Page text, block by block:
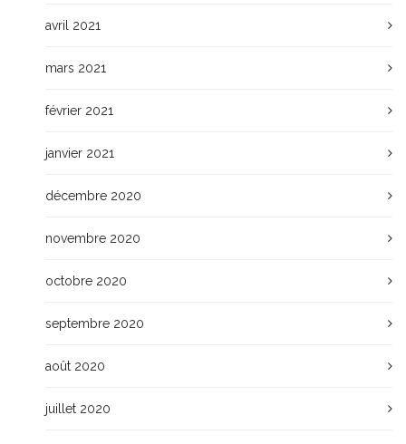
avril 2021
mars 2021
février 2021
janvier 2021
décembre 2020
novembre 2020
octobre 2020
septembre 2020
août 2020
juillet 2020